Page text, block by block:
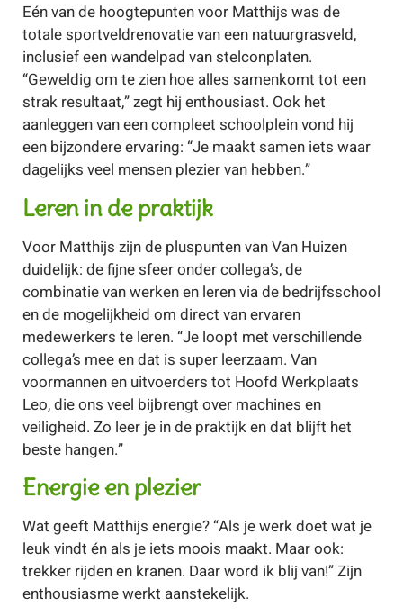
Eén van de hoogtepunten voor Matthijs was de
totale sportveldrenovatie van een natuurgrasveld,
inclusief een wandelpad van stelconplaten.
“Geweldig om te zien hoe alles samenkomt tot een
strak resultaat,” zegt hij enthousiast. Ook het
aanleggen van een compleet schoolplein vond hij
een bijzondere ervaring: “Je maakt samen iets waar
dagelijks veel mensen plezier van hebben.”
Leren in de praktijk
Voor Matthijs zijn de pluspunten van Van Huizen
duidelijk: de fijne sfeer onder collega’s, de
combinatie van werken en leren via de bedrijfsschool
en de mogelijkheid om direct van ervaren
medewerkers te leren. “Je loopt met verschillende
collega’s mee en dat is super leerzaam. Van
voormannen en uitvoerders tot Hoofd Werkplaats
Leo, die ons veel bijbrengt over machines en
veiligheid. Zo leer je in de praktijk en dat blijft het
beste hangen.”
Energie en plezier
Wat geeft Matthijs energie? “Als je werk doet wat je
leuk vindt én als je iets moois maakt. Maar ook:
trekker rijden en kranen. Daar word ik blij van!” Zijn
enthousiasme werkt aanstekelijk.